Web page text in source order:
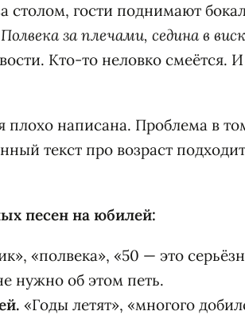
столом, гости поднимают
Полвека за плечами, седина в
Кто-то неловко смеётся.
плохо написана. Проблема в
текст про возраст
песен на юбилей:
«полвека», «50 — это
нужно об этом петь.
«Годы летят», «многого